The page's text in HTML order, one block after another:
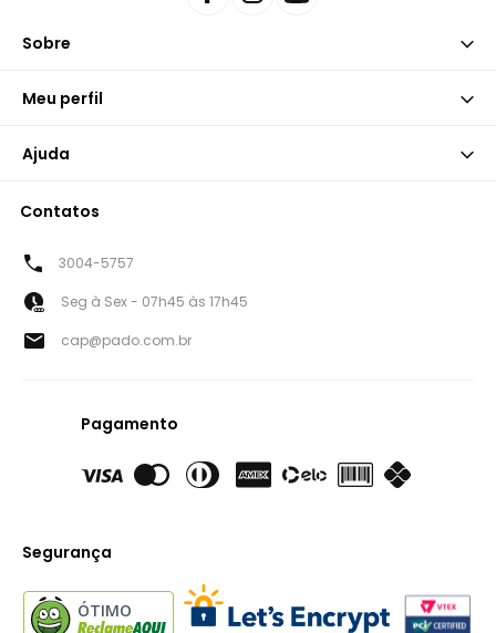
Sobre
Meu perfil
Ajuda
Contatos
3004-5757
Seg à Sex - 07h45 às 17h45
cap@pado.com.br
Pagamento
Segurança
ÓTIMO